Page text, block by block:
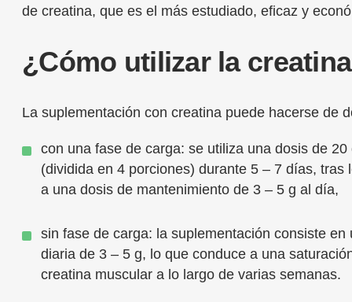
de creatina, que es el más estudiado, eficaz y
¿Cómo utilizar la
La suplementación con creatina puede hacerse de
con una fase de carga: se utiliza una dosis de 20
(dividida en 4 porciones) durante 5 – 7 días, tras
a una dosis de mantenimiento de 3 – 5 g al día,
sin fase de carga: la suplementación consiste en
diaria de 3 – 5 g, lo que conduce a una
creatina muscular a lo largo de varias semanas.